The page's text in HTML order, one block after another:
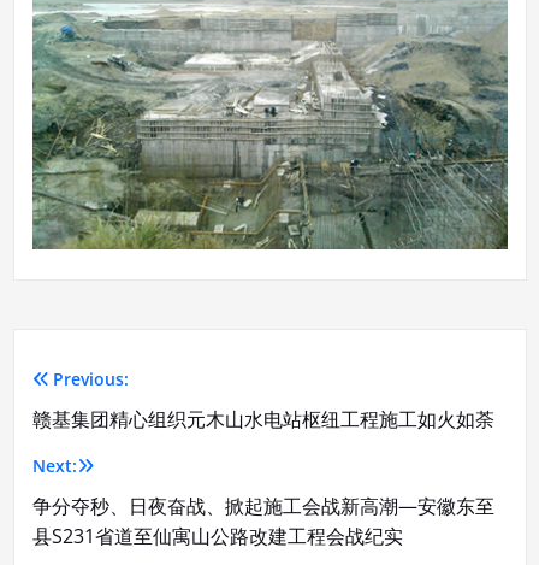
文
章
导
航
Previous:
赣基集团精心组织元木山水电站枢纽工程施工如火如荼
Next:
争分夺秒、日夜奋战、掀起施工会战新高潮—安徽东至
县S231省道至仙寓山公路改建工程会战纪实